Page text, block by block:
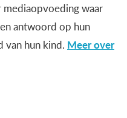
waar
antwoord op hun
van hun kind. Meer over